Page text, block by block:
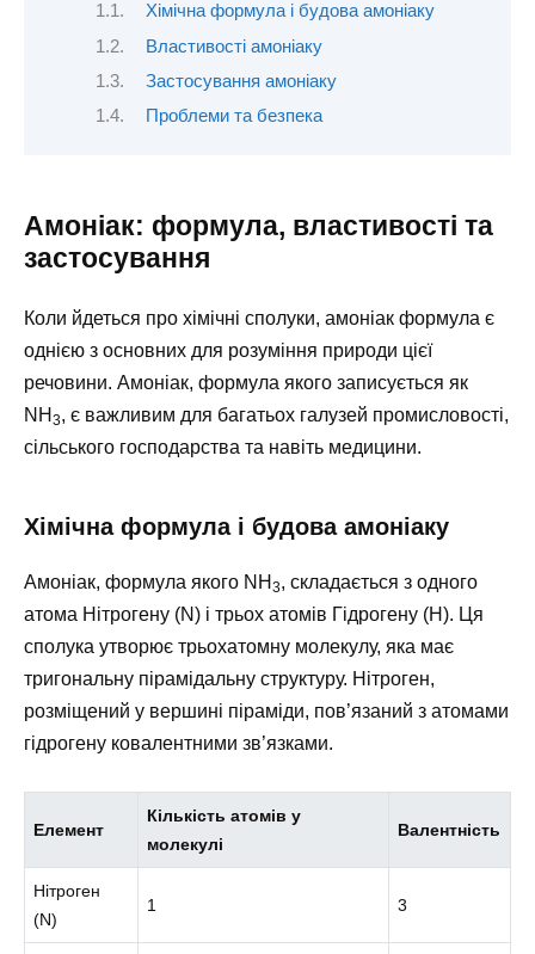
Хімічна формула і будова амоніаку
Властивості амоніаку
Застосування амоніаку
Проблеми та безпека
Амоніак: формула, властивості та
застосування
Коли йдеться про хімічні сполуки, амоніак формула є
однією з основних для розуміння природи цієї
речовини. Амоніак, формула якого записується як
NH 3, є важливим для багатьох галузей промисловості,
сільського господарства та навіть медицини.
Хімічна формула і будова амоніаку
Амоніак, формула якого NH 3, складається з одного
атома Нітрогену (N) і трьох атомів Гідрогену (H). Ця
сполука утворює трьохатомну молекулу, яка має
тригональну пірамідальну структуру. Нітроген,
розміщений у вершині піраміди, пов’язаний з атомами
гідрогену ковалентними зв’язками.
Елемент
Кількість атомів у
молекулі
Валентність
Нітроген
(N)
1 3